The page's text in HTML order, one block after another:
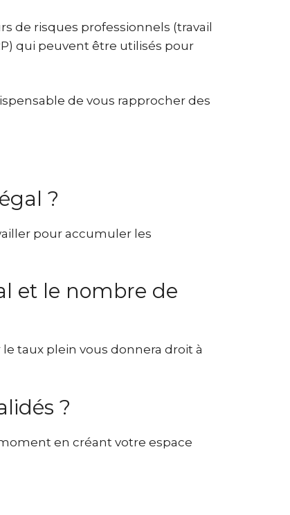
de risques professionnels (travail
qui peuvent être utilisés pour
de vous rapprocher des
?
pour accumuler les
et le nombre de
taux plein vous donnera droit à
?
en créant votre espace